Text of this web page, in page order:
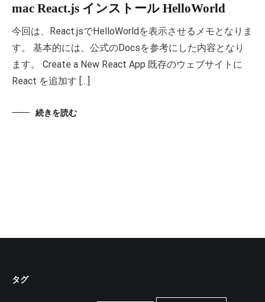
mac React.js インストール HelloWorld
今回は、React.jsでHelloWorldを表示させるメモとなりま
す。 基本的には、公式のDocsを参考にした内容となり
ます。 Create a New React App 既存のウェブサイトに
React を追加す […]
続きを読む
タグ